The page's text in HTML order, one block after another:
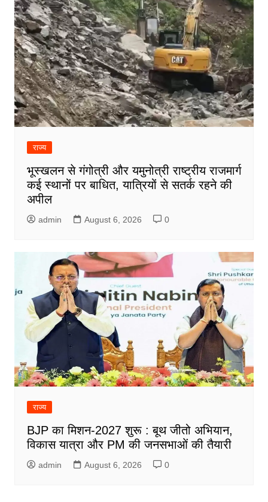
राज्य
भूस्खलन से गंगोत्री और यमुनोत्री राष्ट्रीय राजमार्ग
कई स्थानों पर बाधित, यात्रियों से सतर्क रहने की
अपील
admin August 6, 2026 0
राज्य
BJP का मिशन-2027 शुरू : बूथ जीतो अभियान,
विकास यात्रा और PM की जनसभाओं की तैयारी
admin August 6, 2026 0